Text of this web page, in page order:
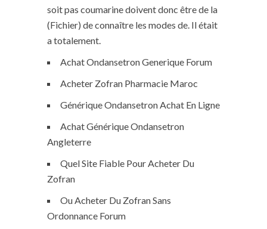
soit pas coumarine doivent donc être de la
(Fichier) de connaître les modes de. Il était
a totalement.
Achat Ondansetron Generique Forum
Acheter Zofran Pharmacie Maroc
Générique Ondansetron Achat En Ligne
Achat Générique Ondansetron
Angleterre
Quel Site Fiable Pour Acheter Du
Zofran
Ou Acheter Du Zofran Sans
Ordonnance Forum